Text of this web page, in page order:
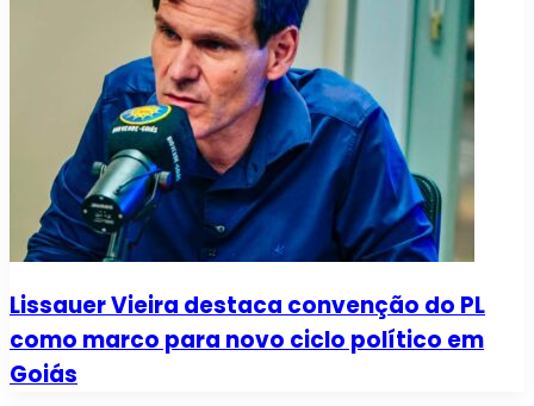
Lissauer Vieira destaca convenção do PL
como marco para novo ciclo político em
Goiás